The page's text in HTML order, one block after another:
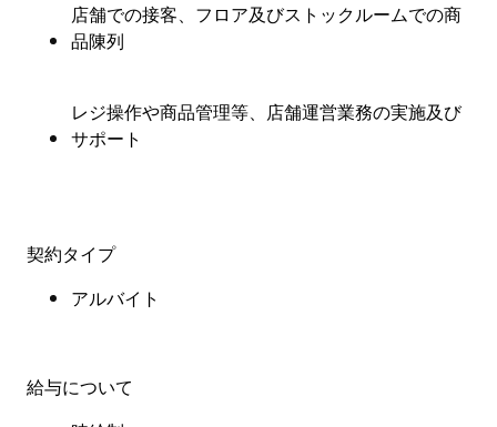
店舗での接客、フロア及びストックルームでの商
品陳列
レジ操作や商品管理等、店舗運営業務の実施及び
サポート
契約タイプ
アルバイト
給与について